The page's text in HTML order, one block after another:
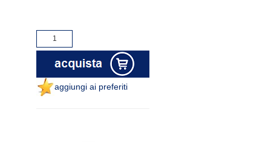
aggiungi ai preferiti